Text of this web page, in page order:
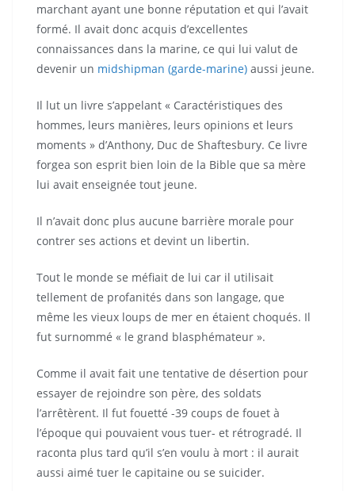
marchant ayant une bonne réputation et qui l’avait
formé. Il avait donc acquis d’excellentes
connaissances dans la marine, ce qui lui valut de
devenir un midshipman (garde-marine) aussi jeune.
Il lut un livre s’appelant « Caractéristiques des
hommes, leurs manières, leurs opinions et leurs
moments » d’Anthony, Duc de Shaftesbury. Ce livre
forgea son esprit bien loin de la Bible que sa mère
lui avait enseignée tout jeune.
Il n’avait donc plus aucune barrière morale pour
contrer ses actions et devint un libertin.
Tout le monde se méfiait de lui car il utilisait
tellement de profanités dans son langage, que
même les vieux loups de mer en étaient choqués. Il
fut surnommé « le grand blasphémateur ».
Comme il avait fait une tentative de désertion pour
essayer de rejoindre son père, des soldats
l’arrêtèrent. Il fut fouetté -39 coups de fouet à
l’époque qui pouvaient vous tuer- et rétrogradé. Il
raconta plus tard qu’il s’en voulu à mort : il aurait
aussi aimé tuer le capitaine ou se suicider.